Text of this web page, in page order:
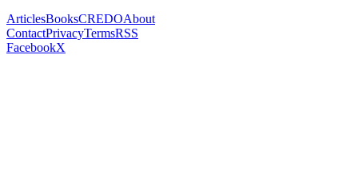
ArticlesBooksCREDOAbout
ContactPrivacyTermsRSS
FacebookX